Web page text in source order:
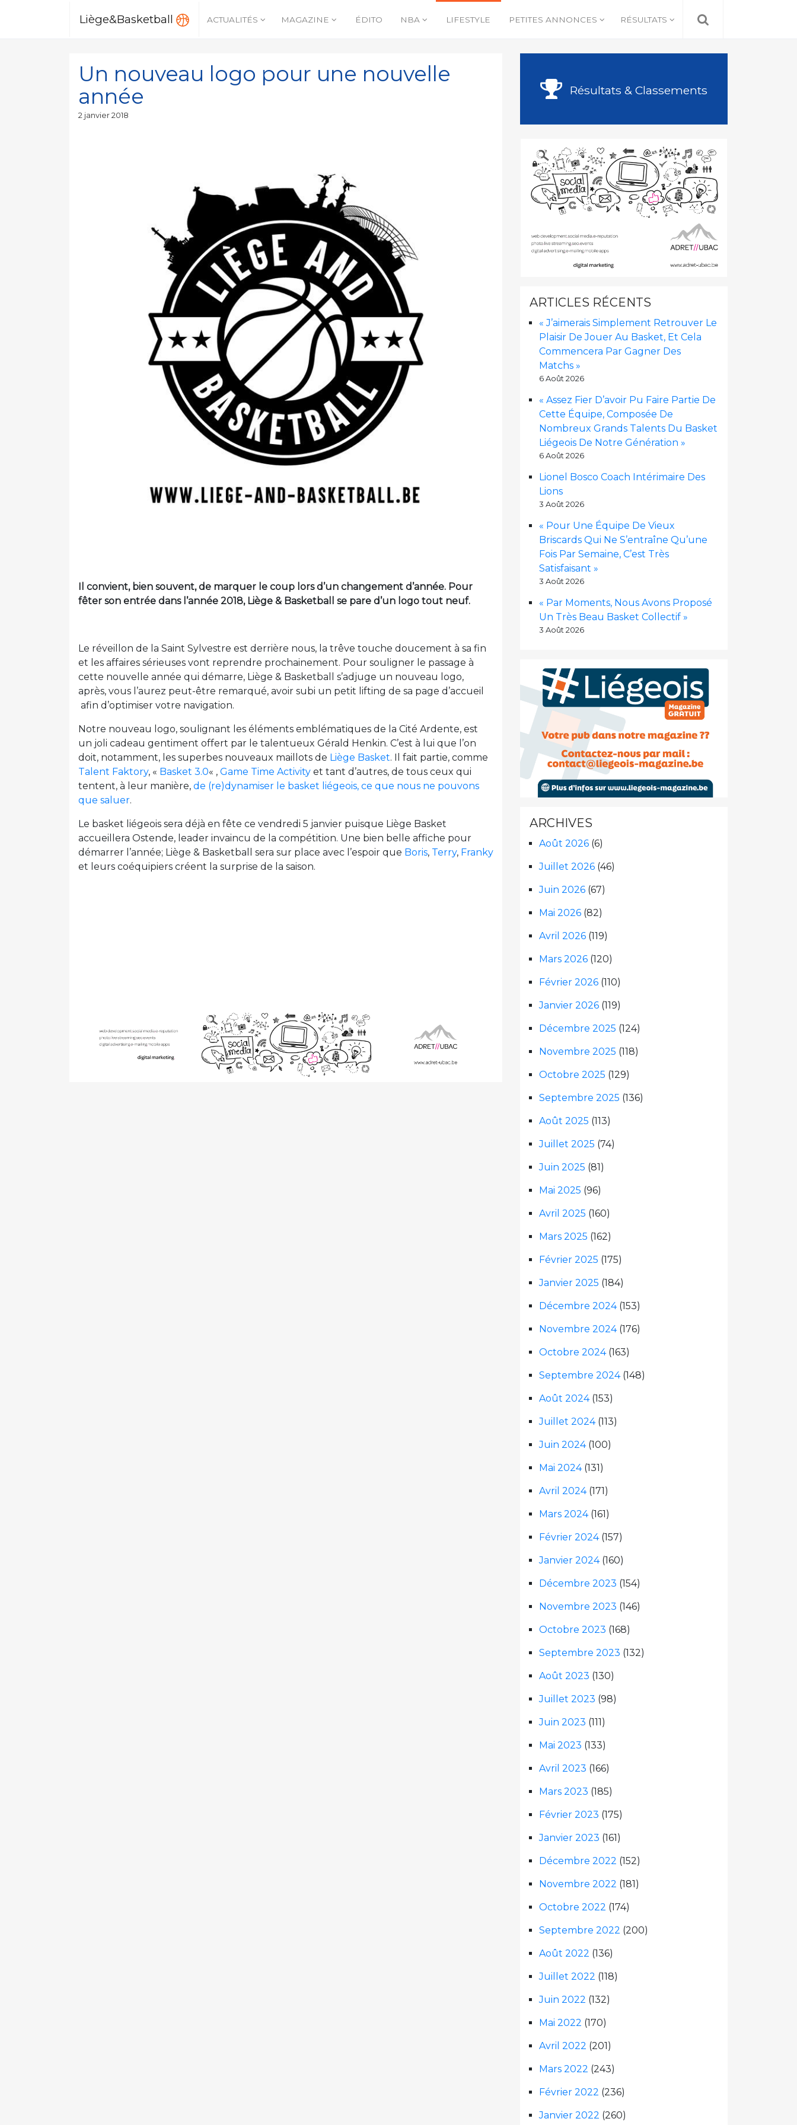
Liège&Basketball ACTUALITÉS MAGAZINE ÉDITO NBA LIFESTYLE PETITES ANNONCES RÉSULTATS
Un nouveau logo pour une nouvelle
année
Publié
2 janvier 2018
Il convient, bien souvent, de marquer le coup lors d’un changement d’année. Pour
fêter son entrée dans l’année 2018, Liège & Basketball se pare d’un logo tout neuf.
Le réveillon de la Saint Sylvestre est derrière nous, la trêve touche doucement à sa fin
et les affaires sérieuses vont reprendre prochainement. Pour souligner le passage à
cette nouvelle année qui démarre, Liège & Basketball s’adjuge un nouveau logo,
après, vous l’aurez peut-être remarqué, avoir subi un petit lifting de sa page d’accueil
afin d’optimiser votre navigation.
Notre nouveau logo, soulignant les éléments emblématiques de la Cité Ardente, est
un joli cadeau gentiment offert par le talentueux Gérald Henkin. C’est à lui que l’on
doit, notamment, les superbes nouveaux maillots de Liège Basket. Il fait partie, comme
Talent Faktory, « Basket 3.0« , Game Time Activity et tant d’autres, de tous ceux qui
tentent, à leur manière, de (re)dynamiser le basket liégeois, ce que nous ne pouvons
que saluer.
Le basket liégeois sera déjà en fête ce vendredi 5 janvier puisque Liège Basket
accueillera Ostende, leader invaincu de la compétition. Une bien belle affiche pour
démarrer l’année; Liège & Basketball sera sur place avec l’espoir que Boris, Terry, Franky
et leurs coéquipiers créent la surprise de la saison.
Résultats & Classements
ARTICLES RÉCENTS
« J’aimerais Simplement Retrouver Le
Plaisir De Jouer Au Basket, Et Cela
Commencera Par Gagner Des
Matchs »
6 Août 2026
« Assez Fier D’avoir Pu Faire Partie De
Cette Équipe, Composée De
Nombreux Grands Talents Du Basket
Liégeois De Notre Génération »
6 Août 2026
Lionel Bosco Coach Intérimaire Des
Lions
3 Août 2026
« Pour Une Équipe De Vieux
Briscards Qui Ne S’entraîne Qu’une
Fois Par Semaine, C’est Très
Satisfaisant »
3 Août 2026
« Par Moments, Nous Avons Proposé
Un Très Beau Basket Collectif »
3 Août 2026
ARCHIVES
Août 2026 (6)
Juillet 2026 (46)
Juin 2026 (67)
Mai 2026 (82)
Avril 2026 (119)
Mars 2026 (120)
Février 2026 (110)
Janvier 2026 (119)
Décembre 2025 (124)
Novembre 2025 (118)
Octobre 2025 (129)
Septembre 2025 (136)
Août 2025 (113)
Juillet 2025 (74)
Juin 2025 (81)
Mai 2025 (96)
Avril 2025 (160)
Mars 2025 (162)
Février 2025 (175)
Janvier 2025 (184)
Décembre 2024(153)
Novembre 2024(176)
Octobre 2024(163)
Septembre 2024(148)
Août 2024(153)
Juillet 2024(113)
Juin 2024(100)
Mai 2024(131)
Avril 2024(171)
Mars 2024(161)
Février 2024(157)
Janvier 2024(160)
Décembre 2023 (154)
Novembre 2023 (146)
Octobre 2023 (168)
Septembre 2023 (132)
Août 2023 (130)
Juillet 2023 (98)
Juin 2023 (111)
Mai 2023 (133)
Avril 2023 (166)
Mars 2023 (185)
Février 2023 (175)
Janvier 2023 (161)
Décembre 2022 (152)
Novembre 2022 (181)
Octobre 2022 (174)
Septembre 2022 (200)
Août 2022 (136)
Juillet 2022 (118)
Juin 2022 (132)
Mai 2022 (170)
Avril 2022 (201)
Mars 2022 (243)
Février 2022 (236)
Janvier 2022 (260)